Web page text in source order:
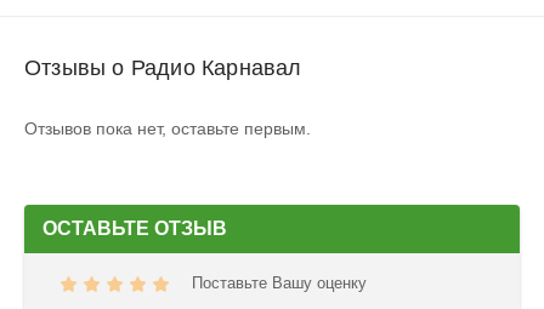
Отзывы о Радио Карнавал
Отзывов пока нет, оставьте первым.
ОСТАВЬТЕ ОТЗЫВ
Поставьте Вашу оценку